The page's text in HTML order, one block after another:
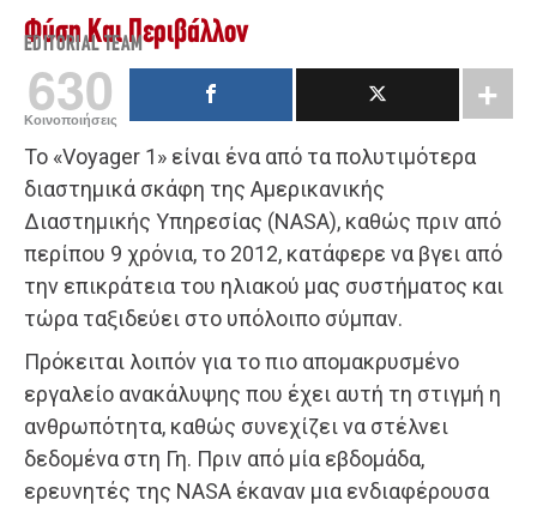
Φύση Και Περιβάλλον
EDITORIAL TEAM
630
Κοινοποιήσεις
Το «Voyager 1» είναι ένα από τα πολυτιμότερα
διαστημικά σκάφη της Αμερικανικής
Διαστημικής Υπηρεσίας (NASA), καθώς πριν από
περίπου 9 χρόνια, το 2012, κατάφερε να βγει από
την επικράτεια του ηλιακού μας συστήματος και
τώρα ταξιδεύει στο υπόλοιπο σύμπαν.
Πρόκειται λοιπόν για το πιο απομακρυσμένο
εργαλείο ανακάλυψης που έχει αυτή τη στιγμή η
ανθρωπότητα, καθώς συνεχίζει να στέλνει
δεδομένα στη Γη. Πριν από μία εβδομάδα,
ερευνητές της NASA έκαναν μια ενδιαφέρουσα